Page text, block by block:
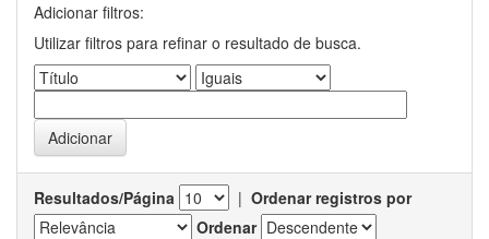
Adicionar filtros:
Utilizar filtros para refinar o resultado de busca.
Resultados/Página | Ordenar registros por
Ordenar